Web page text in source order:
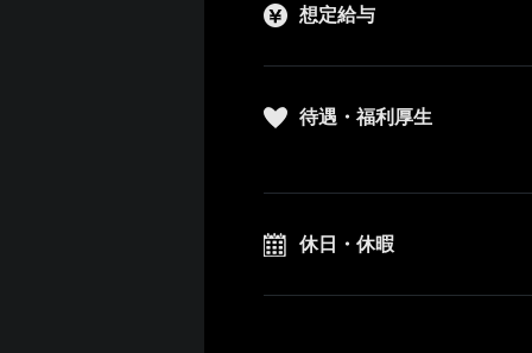
想定給与
待遇・福利厚生
休日・休暇